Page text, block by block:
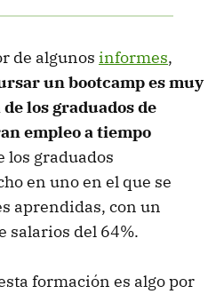
de algunos informes,
un bootcamp es muy
los graduados de
empleo a tiempo
los graduados
en uno en el que se
aprendidas, con un
salarios del 64%.
formación es algo por